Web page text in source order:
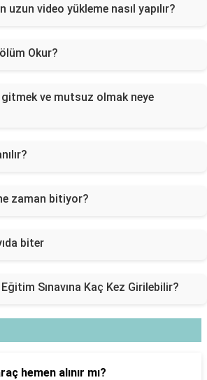
video yükleme nasıl yapılır?
Okur?
ve mutsuz olmak neye
zaman bitiyor?
biter
Sınavına Kaç Kez Girilebilir?
hemen alınır mı?